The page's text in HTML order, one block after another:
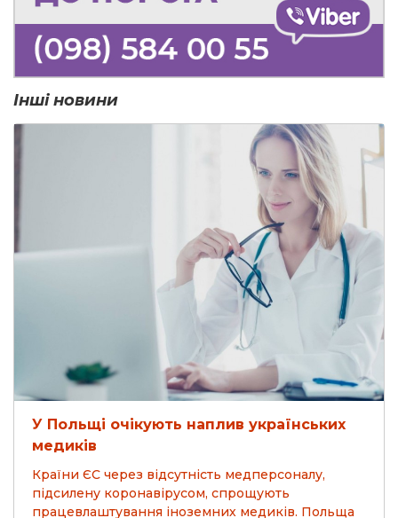
Інші новини
У Польщі очікують наплив українських
медиків
Країни ЄС через відсутність медперсоналу,
підсилену коронавірусом, спрощують
працевлаштування іноземних медиків. Польща